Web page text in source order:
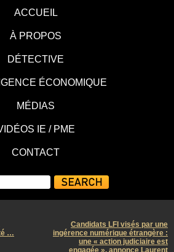
ACCUEIL
À PROPOS
DÉTECTIVE
ÉCONOMIQUE
MÉDIAS
IE / PME
CONTACT
…
Candidats LFI visés par une
ingérence numérique étrangère :
une « action judiciaire est
engagée », annonce Laurent